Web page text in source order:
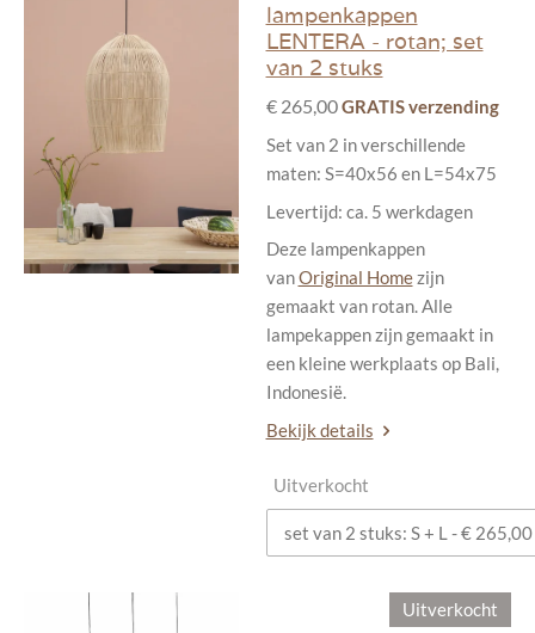
lampenkappen
LENTERA - rotan; set
van 2 stuks
€ 265,00GRATIS verzending
Set van 2 in verschillende
maten: S=40x56 en L=54x75
Levertijd: ca. 5 werkdagen
Deze lampenkappen
vanOriginal Homezijn
gemaakt van rotan. Alle
lampekappen zijn gemaakt in
een kleine werkplaats op Bali,
Indonesië.
Bekijk details
Uitverkocht
Uitverkocht